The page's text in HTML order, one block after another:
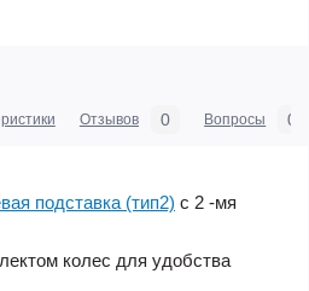
Отзывов 0 Вопросы 0
подставка (тип2) c 2 -мя
колес для удобства